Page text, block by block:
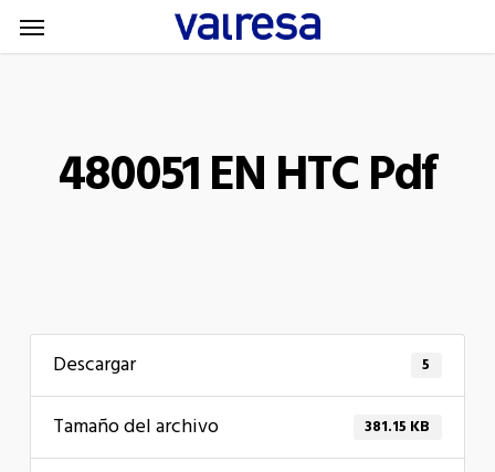
Skip
to
Menu
480051 EN HTC Pdf
Descargar 5
Tamaño del archivo 381.15 KB
Menu